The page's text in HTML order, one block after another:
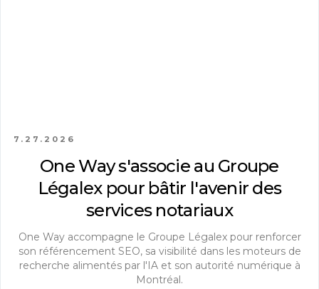
7.27.2026
One Way s'associe au Groupe
Légalex pour bâtir l'avenir des
services notariaux
One Way accompagne le Groupe Légalex pour renforcer
son référencement SEO, sa visibilité dans les moteurs de
recherche alimentés par l'IA et son autorité numérique à
Montréal.